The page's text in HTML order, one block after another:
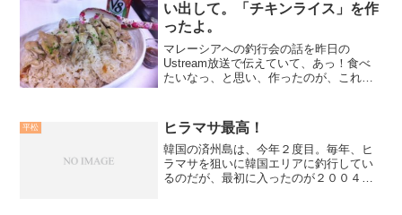
い出して。「チキンライス」を作
ったよ。
マレーシアへの釣行会の話を昨日の
Ustream放送で伝えていて、あっ！食べ
たいなっ、と思い、作ったのが、これ。
ライスの味を思い出し、昼に作る…。美
味い！めっちゃ美味...
平松 ヒラマサ最高！
韓国の済州島は、今年２度目。毎年、ヒ
ラマサを狙いに韓国エリアに釣行してい
るのだが、最初に入ったのが２００４